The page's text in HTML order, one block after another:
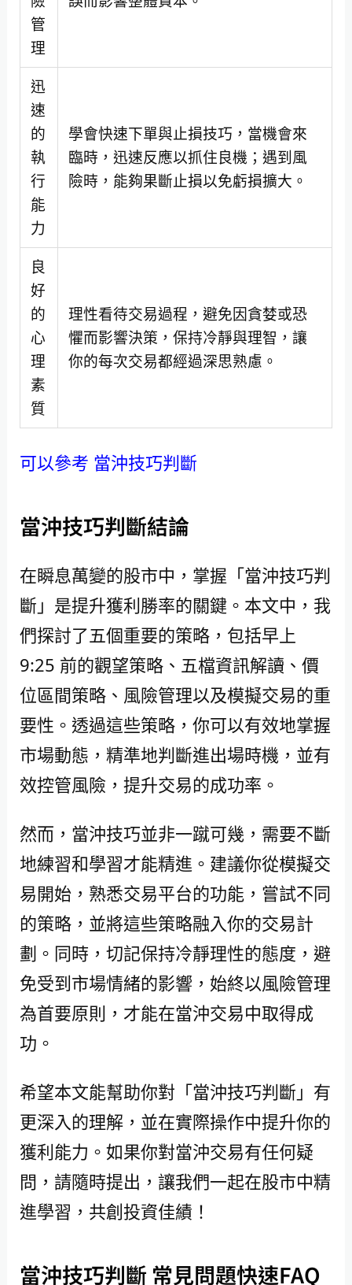
管
理
迅
速
的
執
行
能
力
學會快速下單與止損技巧，當機會來
臨時，迅速反應以抓住良機；遇到風
險時，能夠果斷止損以免虧損擴大。
良
好
的
心
理
素
質
理性看待交易過程，避免因貪婪或恐
懼而影響決策，保持冷靜與理智，讓
你的每次交易都經過深思熟慮。
可以參考 當沖技巧判斷
當沖技巧判斷結論
在瞬息萬變的股市中，掌握「當沖技巧判
斷」是提升獲利勝率的關鍵。本文中，我
們探討了五個重要的策略，包括早上
9:25 前的觀望策略、五檔資訊解讀、價
位區間策略、風險管理以及模擬交易的重
要性。透過這些策略，你可以有效地掌握
市場動態，精準地判斷進出場時機，並有
效控管風險，提升交易的成功率。
然而，當沖技巧並非一蹴可幾，需要不斷
地練習和學習才能精進。建議你從模擬交
易開始，熟悉交易平台的功能，嘗試不同
的策略，並將這些策略融入你的交易計
劃。同時，切記保持冷靜理性的態度，避
免受到市場情緒的影響，始終以風險管理
為首要原則，才能在當沖交易中取得成
功。
希望本文能幫助你對「當沖技巧判斷」有
更深入的理解，並在實際操作中提升你的
獲利能力。如果你對當沖交易有任何疑
問，請隨時提出，讓我們一起在股市中精
進學習，共創投資佳績！
當沖技巧判斷 常見問題快速FAQ